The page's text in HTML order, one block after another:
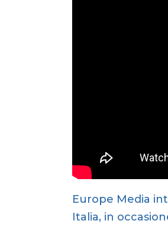
Europe Media
Italia, in